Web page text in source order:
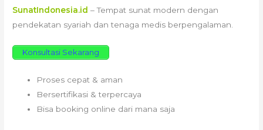
SunatIndonesia.id – Tempat sunat modern dengan
pendekatan syariah dan tenaga medis berpengalaman.
Konsultasi Sekarang
Proses cepat & aman
Bersertifikasi & terpercaya
Bisa booking online dari mana saja